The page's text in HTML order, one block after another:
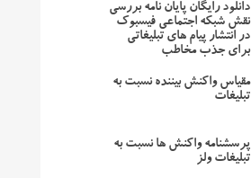
دانلود رایگان پایان نامه بررسی
نقش شبکه اجتماعی فیسبوک
در انتشار پیام های تبلیغاتی
برای جذب مخاطب
مقیاس واکنش بیننده نسبت به
تبلیغات
پرسشنامه واکنش ها نسبت به
تبلیغات ولز